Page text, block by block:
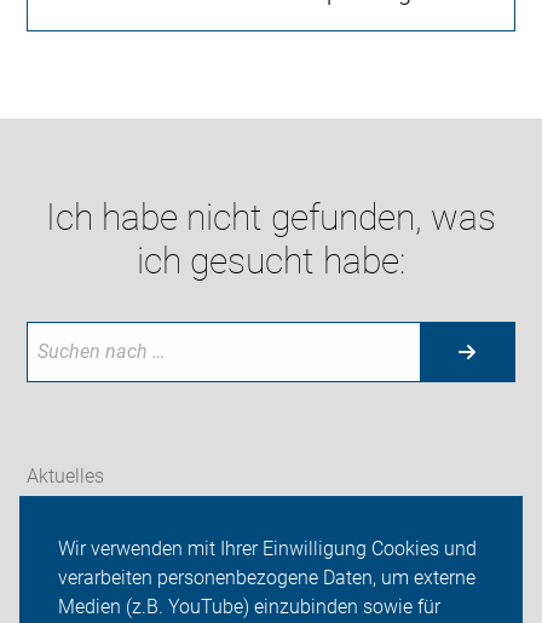
Wir verwenden mit Ihrer Einwilligung Cookies und
verarbeiten personenbezogene Daten, um externe
Medien (z.B. YouTube) einzubinden sowie für
Ich habe nicht gefunden, was
ich gesucht habe:
Aktuelles
Kontakte